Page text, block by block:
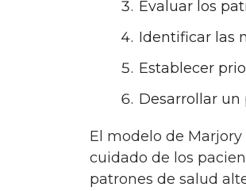
Evaluar los
Identificar las
Establecer
Desarrollar
El modelo de Marjory Gordon proporciona una estructura clara para la valoración y el
cuidado de los
patrones de salud